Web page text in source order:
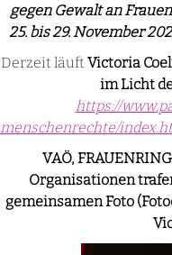
gegen Gewalt an
25. bis 29. November
Derzeit läuft Victoria
im Licht
https://
menschenrechte/
VAÖ,
Organisationen
gemeinsamen Foto (